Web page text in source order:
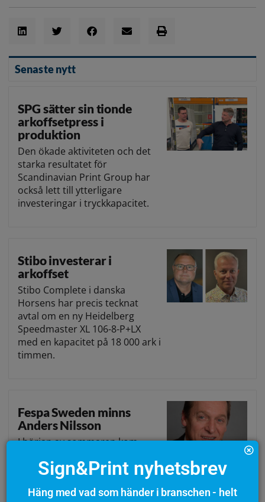
Senaste nytt
SPG sätter sin tionde
arkoffsetpress i
produktion
Den ökade aktiviteten och det
starka resultatet för
Scandinavian Print Group har
också lett till ytterligare
investeringar i tryckkapacitet.
Stibo investerar i
arkoffset
Stibo Complete i danska
Horsens har precis tecknat
avtal om en ny Heidelberg
Speedmaster XL 106-8-P+LX
med en kapacitet på 18 000 ark i
timmen.
Fespa Sweden minns
Anders Nilsson
I början av sommaren kom
tidigare president för
internationella Fespa, har
avlidit. Några svenska
Sign&Print nyhetsbrev
Häng med vad som händer i branschen - helt